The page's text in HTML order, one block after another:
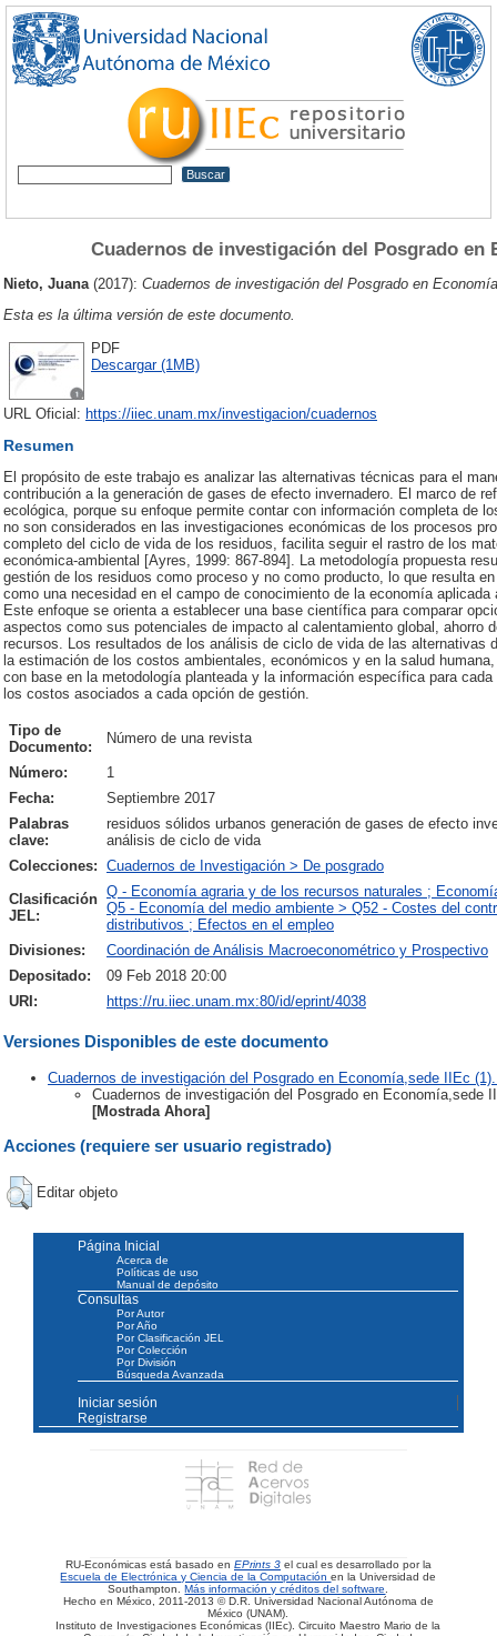
Cuadernos de investigación del Posgrado en
Nieto, Juana (2017): Cuadernos de investigación del Posgrado en
Esta es la última versión de este documento.
PDF
Descargar (1MB)
URL Oficial: https://iiec.unam.mx/investigacion/cuadernos
Resumen
El propósito de este trabajo es analizar las alternativas técnicas para el
contribución a la generación de gases de efecto invernadero. El marco de
ecológica, porque su enfoque permite contar con información completa de
no son considerados en las investigaciones económicas de los procesos
completo del ciclo de vida de los residuos, facilita seguir el rastro de los
económica-ambiental [Ayres, 1999: 867-894]. La metodología propuesta
gestión de los residuos como proceso y no como producto, lo que resulta
como una necesidad en el campo de conocimiento de la economía
Este enfoque se orienta a establecer una base científica para comparar
aspectos como sus potenciales de impacto al calentamiento global, ahorro
recursos. Los resultados de los análisis de ciclo de vida de las alternativas
la estimación de los costos ambientales, económicos y en la salud
con base en la metodología planteada y la información específica para
los costos asociados a cada opción de gestión.
Tipo de
Documento:
Número de una revista
Número:
1
Fecha:
Septiembre 2017
Palabras
clave:
residuos sólidos urbanos generación de gases de efecto
análisis de ciclo de vida
Colecciones: Cuadernos de Investigación > De posgrado
Clasificación
JEL:
Q - Economía agraria y de los recursos naturales ;
Q5 - Economía del medio ambiente > Q52 - Costes del
distributivos ; Efectos en el empleo
Divisiones:
Coordinación de Análisis Macroeconométrico y Prospectivo
Depositado:
09 Feb 2018 20:00
URI:
https://ru.iiec.unam.mx:80/id/eprint/4038
Versiones Disponibles de este documento
Cuadernos de investigación del Posgrado en Economía,sede IIEc
Cuadernos de investigación del Posgrado en Economía,sede
[Mostrada Ahora]
Acciones (requiere ser usuario registrado)
Editar objeto
Página Inicial
Acerca de
Políticas de uso
Manual de depósito
Consultas
Por Autor
Por Año
Por Clasificación JEL
Por Colección
Por División
Búsqueda Avanzada
Iniciar sesión
Registrarse
RU-Económicas está basado en EPrints 3 el cual es desarrollado por la
Escuela de Electrónica y Ciencia de la Computaciónen la Universidad de
Southampton.Más información y créditos del software.
Hecho en México, 2011-2013 © D.R. Universidad Nacional Autónoma de
México (UNAM).
Instituto de Investigaciones Económicas (IIEc). Circuito Maestro Mario de la